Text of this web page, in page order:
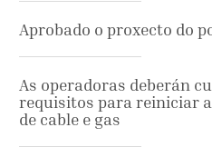
Aprobado o proxecto do
As operadoras deberán
requisitos para reiniciar
de cable e gas